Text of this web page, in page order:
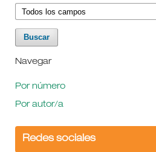
Navegar
Por número
Por autor/a
Redes sociales